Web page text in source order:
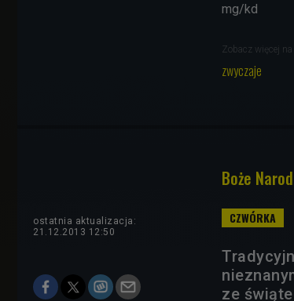
mg/kd
Zobacz więcej na
zwyczaje
Boże
ostatnia aktualizacja:
21.12.2013 12:50
ze